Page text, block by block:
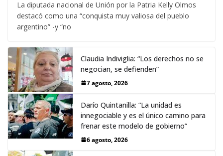
La diputada nacional de Unión por la Patria Kelly Olmos
destacó como una “conquista muy valiosa del pueblo
argentino” -y “no
Claudia Indiviglia: “Los derechos no se
negocian, se defienden”
7 agosto, 2026
Darío Quintanilla: “La unidad es
innegociable y es el único camino para
frenar este modelo de gobierno”
6 agosto, 2026